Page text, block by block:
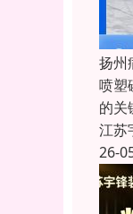
扬州
喷塑
的关
江苏
26-